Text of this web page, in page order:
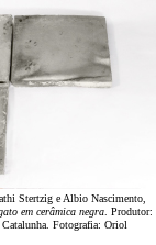
Stertzig e Albio Nascimento,
em cerâmica negra . Produtor:
Fotografia: Oriol